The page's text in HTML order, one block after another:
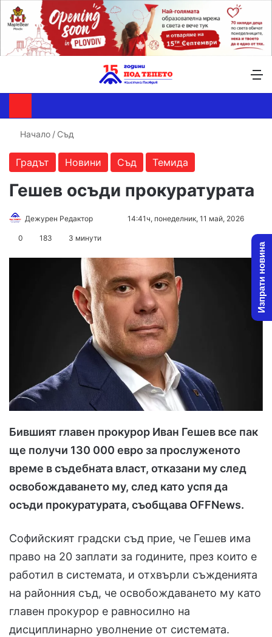
Начало / Съд
Градът Новини Съд Темида
Гешев осъди прокуратурата
Дежурен Редактор
Send14:41ч, понеделник, 11 май, 2026
0 183 3 минути
Бившият главен прокурор Иван Гешев все пак
ще получи 130 000 евро за прослуженото
време в съдебната власт, отказани му след
освобождаването му, след като успя да
осъди прокуратурата, съобщава OFFNews.
Софийският градски съд прие, че Гешев има
право на 20 заплати за годините, през които е
работил в системата, и отхвърли съжденията
на районния съд, че освобождаването му като
главен прокурор е равносилно на
дисциплинарно уволнение от системата.
Изпрати новина